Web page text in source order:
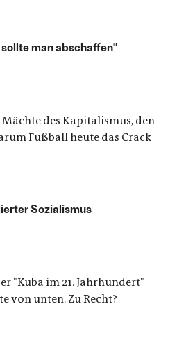
man abschaffen"
des Kapitalismus, den
Fußball heute das Crack
Sozialismus
"Kuba im 21. Jahrhundert"
von unten. Zu Recht?